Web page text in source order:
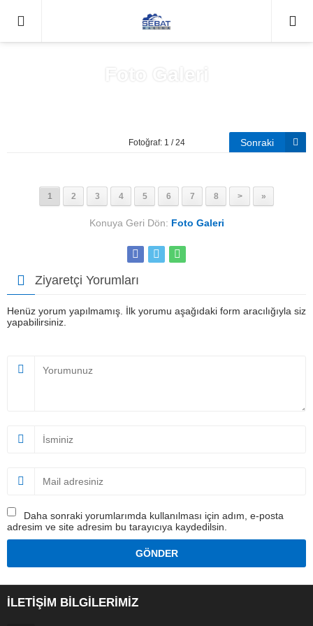
Foto Galeri
Fotoğraf: 1 / 24 Sonraki
1 2 3 4 5 6 7 8 > »
Konuya Geri Dön: Foto Galeri
Ziyaretçi Yorumları
Henüz yorum yapılmamış. İlk yorumu aşağıdaki form aracılığıyla siz
yapabilirsiniz.
Daha sonraki yorumlarımda kullanılması için adım, e-posta
adresim ve site adresim bu tarayıcıya kaydedilsin.
İLETİŞİM BİLGİLERİMİZ